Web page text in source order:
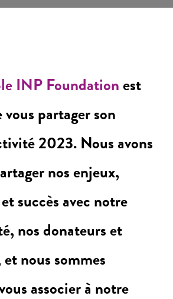
INP Foundationest
vous partager son
2023. Nous avons
nos enjeux,
succès avec notre
nos donateurs et
nous sommes
associer à notre